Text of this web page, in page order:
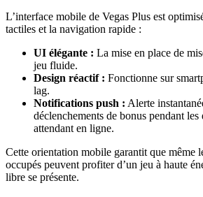
L’interface mobile de Vegas Plus est
tactiles et la navigation rapide :
UI élégante : La mise en place de
jeu fluide.
Design réactif : Fonctionne sur
lag.
Notifications push : Alerte
déclenchements de bonus pendant les
attendant en ligne.
Cette orientation mobile garantit que même
occupés peuvent profiter d’un jeu à haute
libre se présente.